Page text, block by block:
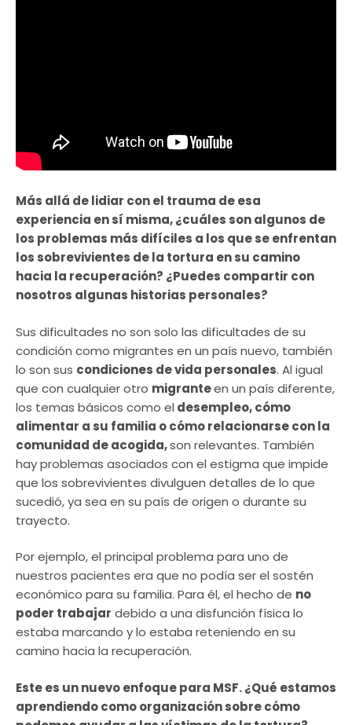
Más allá de lidiar con el trauma de esa
experiencia en sí misma, ¿cuáles son algunos de
los problemas más difíciles a los que se enfrentan
los sobrevivientes de la tortura en su camino
hacia la recuperación? ¿Puedes compartir con
nosotros algunas historias personales?
Sus dificultades no son solo las dificultades de su
condición como migrantes en un país nuevo, también
lo son sus condiciones de vida personales. Al igual
que con cualquier otro migranteen un país diferente,
los temas básicos como el desempleo, cómo
alimentar a su familia o cómo relacionarse con la
comunidad de acogida,son relevantes. También
hay problemas asociados con el estigma que impide
que los sobrevivientes divulguen detalles de lo que
sucedió, ya sea en su país de origen o durante su
trayecto.
Por ejemplo, el principal problema para uno de
nuestros pacientes era que no podía ser el sostén
económico para su familia. Para él, el hecho de no
poder trabajar debido a una disfunción física lo
estaba marcando y lo estaba reteniendo en su
camino hacia la recuperación.
Este es un nuevo enfoque para MSF. ¿Qué estamos
aprendiendo como organización sobre cómo